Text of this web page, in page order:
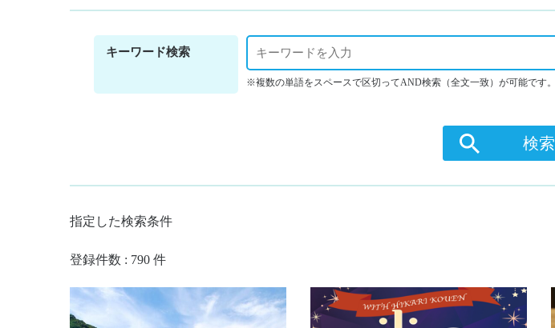
キーワード検索
※複数の単語をスペースで区切ってAND検索（全文一致）が可能です。
検索
指定した検索条件
登録件数 : 790 件